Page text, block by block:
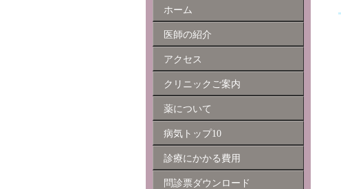
ホーム
医師の紹介
アクセス
クリニックご案内
薬について
病気トップ10
診療にかかる費用
問診票ダウンロード